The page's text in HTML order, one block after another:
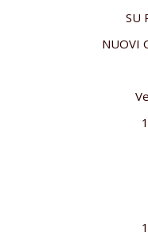
SU
NUOVI